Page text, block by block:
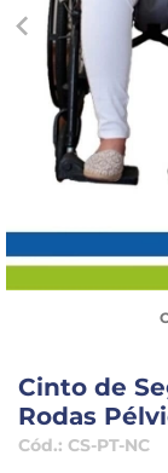
Cinto de
Rodas
Cód.: CS-PT-NC